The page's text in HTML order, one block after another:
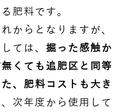
肥料です。
からとなりますが、
ては、 掘った感触か
くても追肥区と同等
、肥料コストも大き
次年度から使用して